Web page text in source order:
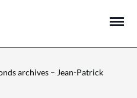
Open
archives – Jean-Patrick